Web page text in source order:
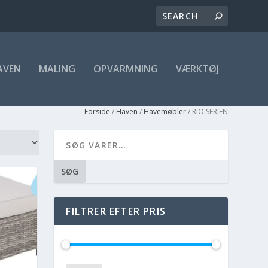
MALING OPVARMNING VÆRKTØJ
Forside / Haven / Havemøbler/ RIO SERIEN
SØG
FILTRER EFTER PRIS